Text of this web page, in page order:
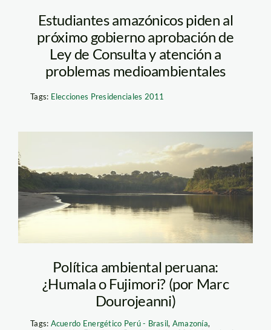
Estudiantes amazónicos piden al
próximo gobierno aprobación de
Ley de Consulta y atención a
problemas medioambientales
Tags: Elecciones Presidenciales 2011
amazonia_rio_tm
Política ambiental peruana:
¿Humala o Fujimori? (por Marc
Dourojeanni)
Tags: Acuerdo Energético Perú - Brasil, Amazonía,